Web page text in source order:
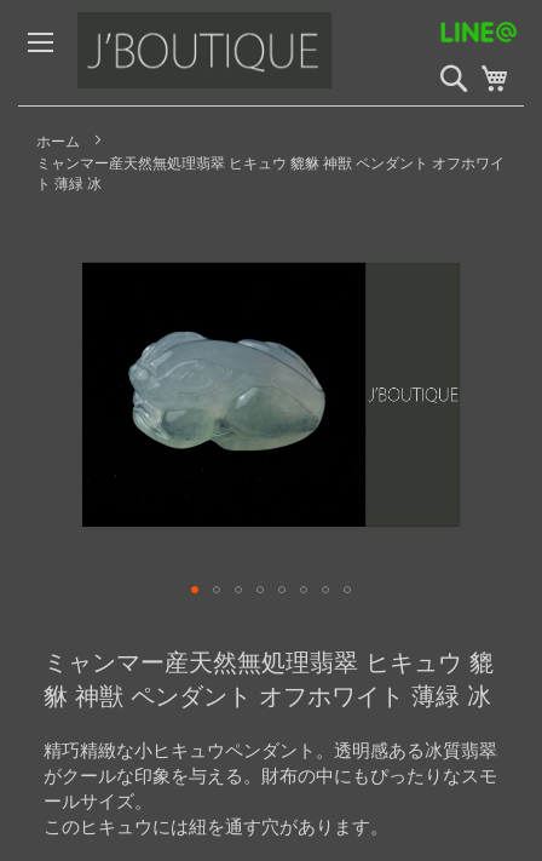
to
Content
検
索
開
ホーム
ミャンマー産天然無処理翡翠 ヒキュウ 貔貅 神獣 ペンダント オフホワイ
ト 薄緑 冰
beginning
images
gallery
ミャンマー産天然無処理翡翠 ヒキュウ 貔
貅 神獣 ペンダント オフホワイト 薄緑 冰
精巧精緻な小ヒキュウペンダント。透明感ある冰質翡翠
がクールな印象を与える。財布の中にもぴったりなスモ
ールサイズ。
このヒキュウには紐を通す穴があります。